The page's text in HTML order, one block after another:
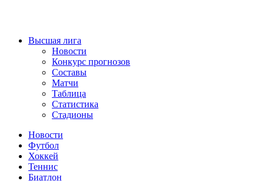
Высшая лига
Новости
Конкурс прогнозов
Составы
Матчи
Таблица
Статистика
Стадионы
Новости
Футбол
Хоккей
Теннис
Биатлон